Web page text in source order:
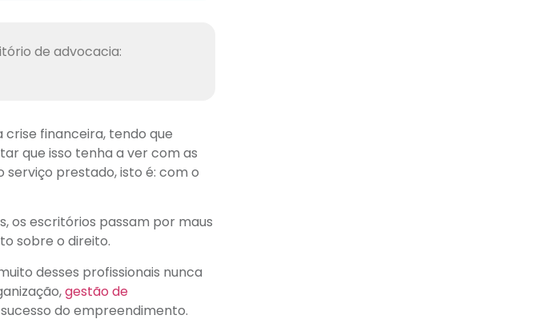
de advocacia:
financeira, tendo que
que isso tenha a ver com as
serviço prestado, isto é: com o
os escritórios passam por maus
sobre o direito.
desses profissionais nunca
gestão de
do empreendimento.